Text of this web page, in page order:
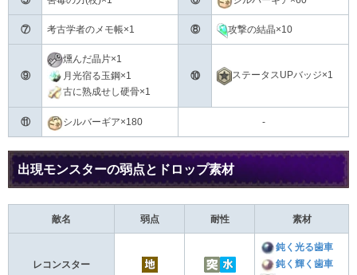
⑦ 考古学者のメモ帳×1 ⑧ 攻撃の結晶×10
⑨
燻んだ晶片×1
月光宿る玉鋼×1
古に熟成せし硬骨×1
⑩ ステータスUPバッジ×1
⑪ シルバーギア×180 -
出現モンスターの弱点とドロップ素材
敵名 弱点 耐性 素材
レコンスター
鈍く光る歯車
鈍く輝く歯車